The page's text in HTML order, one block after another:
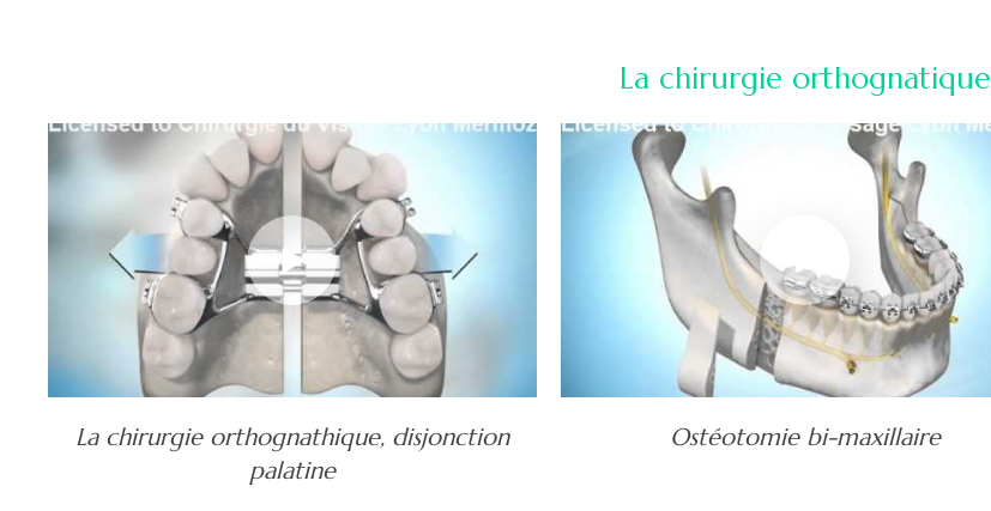
La chirurgie orthognatique
La chirurgie orthognathique, disjonction
palatine
Ostéotomie bi-maxillaire